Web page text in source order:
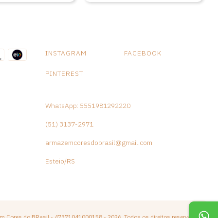
INSTAGRAM FACEBOOK
PINTEREST
WhatsApp: 5551981292220
(51) 3137-2971
armazemcoresdobrasil@gmail.com
Esteio/RS